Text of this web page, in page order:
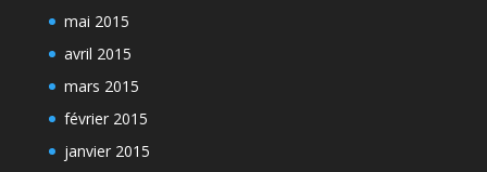
mai 2015
avril 2015
mars 2015
février 2015
janvier 2015